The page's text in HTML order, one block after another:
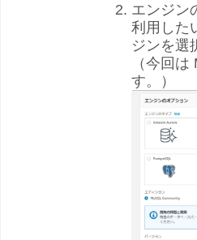
エンジン
利用した
ジンを選
（今回
す。）